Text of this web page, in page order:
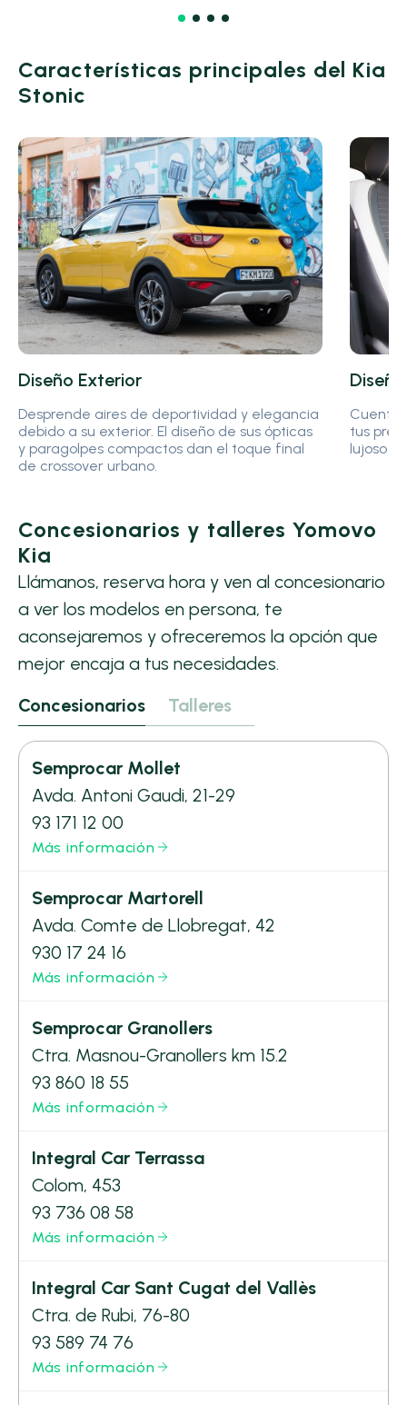
Características principales del Kia
Stonic
Diseño Exterior
Desprende aires de deportividad y elegancia
debido a su exterior. El diseño de sus ópticas
y paragolpes compactos dan el toque final
de crossover urbano.
Cuenta
tus
lujoso
Concesionarios y talleres Yomovo
Kia
Llámanos, reserva hora y ven al concesionario
a ver los modelos en persona, te
aconsejaremos y ofreceremos la opción que
mejor encaja a tus necesidades.
Concesionarios
Talleres
Semprocar Mollet
Avda. Antoni Gaudi, 21-29
93 171 12 00
Más información
Semprocar Martorell
Avda. Comte de Llobregat, 42
930 17 24 16
Más información
Semprocar Granollers
Ctra. Masnou-Granollers km 15.2
93 860 18 55
Más información
Integral Car Terrassa
Colom, 453
93 736 08 58
Más información
Integral Car Sant Cugat del Vallès
Ctra. de Rubi, 76-80
93 589 74 76
Más información